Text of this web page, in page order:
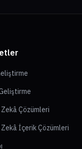
Çözümleri
İçerik Çözümleri